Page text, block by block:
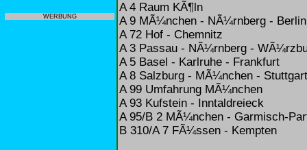
WERBUNG
A 4 Raum KÃ¶ln
A 9 MÃ¼nchen - NÃ¼rnberg - Berlin
A 72 Hof - Chemnitz
A 3 Passau - NÃ¼rnberg -
A 5 Basel - Karlruhe - Frankfurt
A 8 Salzburg - MÃ¼nchen -
A 99 Umfahrung MÃ¼nchen
A 93 Kufstein - Inntaldreieck
A 95/B 2 MÃ¼nchen - Garmisch-
B 310/A 7 FÃ¼ssen - Kempten